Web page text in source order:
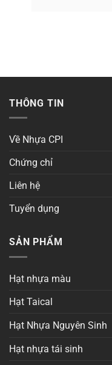
THÔNG TIN
Về Nhựa CPI
Chứng chỉ
Liên hệ
Tuyển dụng
SẢN PHẨM
Hạt nhựa màu
Hạt Taical
Hạt Nhựa Nguyên Sinh
Hạt nhựa tái sinh